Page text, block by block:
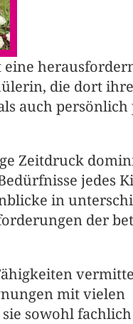
die dort
auch persönlich
Zeitdruck
jedes
in
der
mit vielen
sowohl